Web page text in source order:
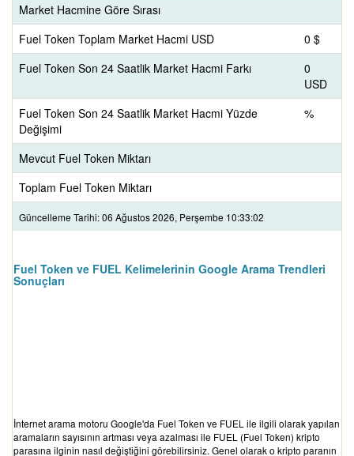
Market Hacmine Göre Sırası
Fuel Token Toplam Market Hacmi USD
0 $
Fuel Token Son 24 Saatlik Market Hacmi Farkı
0
USD
Fuel Token Son 24 Saatlik Market Hacmi Yüzde
Değişimi
%
Mevcut Fuel Token Miktarı
Toplam Fuel Token Miktarı
Güncelleme Tarihi: 06 Ağustos 2026, Perşembe 10:33:02
Fuel Token ve FUEL Kelimelerinin Google Arama Trendleri
Sonuçları
İnternet arama motoru Google'da Fuel Token ve FUEL ile ilgili olarak yapılan
aramaların sayısının artması veya azalması ile FUEL (Fuel Token) kripto
parasına ilginin nasıl değiştiğini görebilirsiniz. Genel olarak o kripto paranın